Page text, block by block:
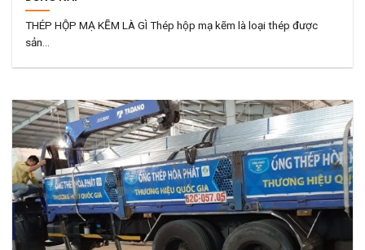
THÉP HỘP MẠ KẼM LÀ GÌ Thép hộp mạ kẽm là loại thép được
sản...